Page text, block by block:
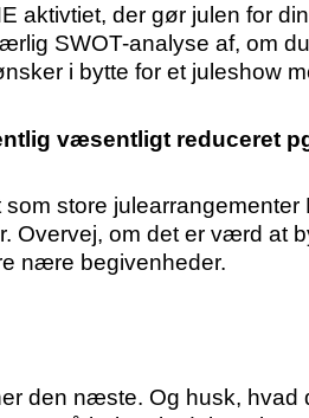
aktivtiet, der gør julen for
SWOT-analyse af, om
i bytte for et juleshow
væsentligt reduceret
store
Overvej, om det er værd at
nære begivenheder.
den næste. Og husk, hvad